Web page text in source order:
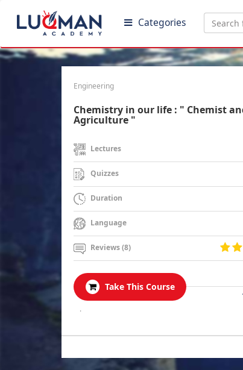
Categories
Engineering
Chemistry in our life : " Chemist
Agriculture "
Lectures
Quizzes
Duration
Language
Reviews (8)
Take This Course
.